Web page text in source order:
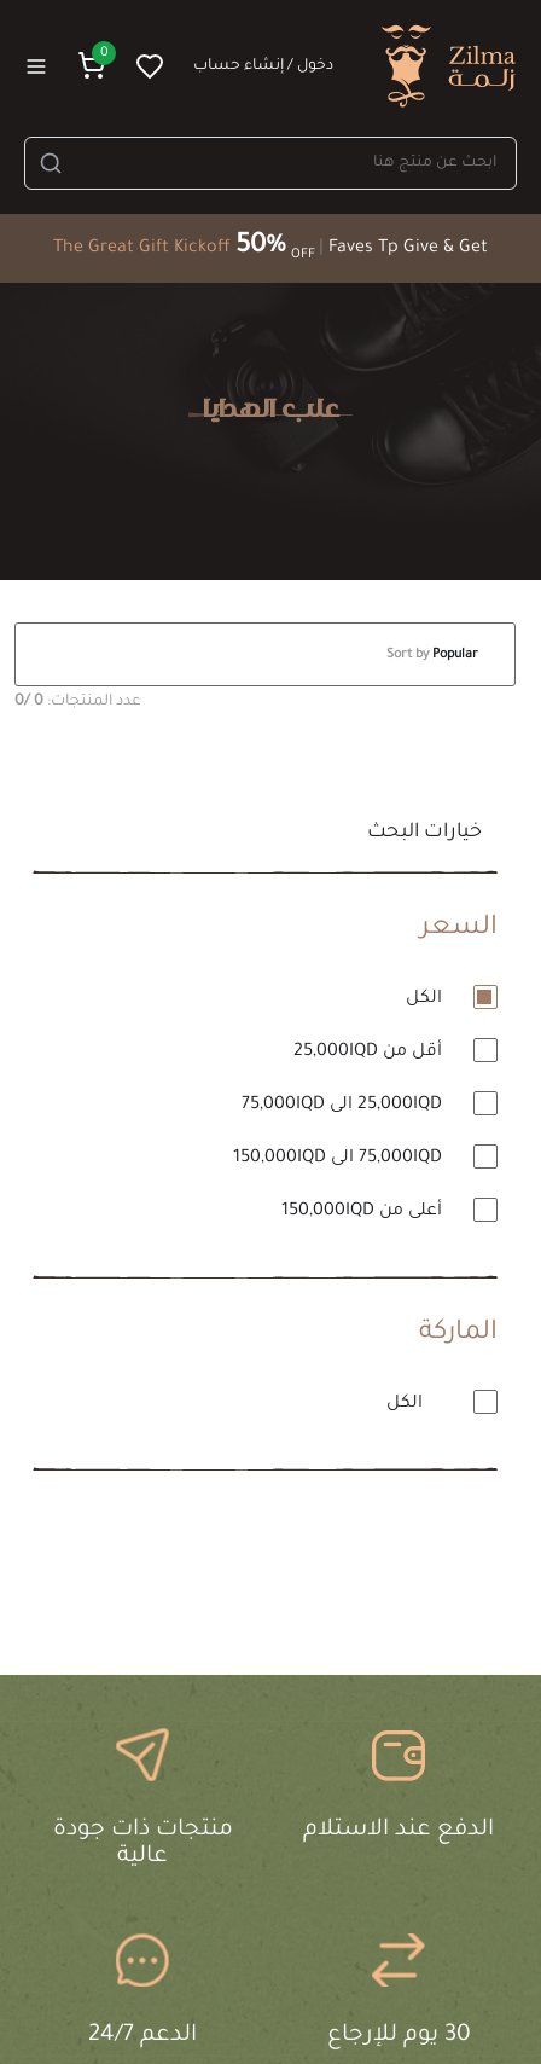
The Great Gift Kickoff 50% OFF Faves Tp Give & Get
دخول / إنشاء حساب
0
علب الهدايا
خيارات البحث
السعر
الكل
أقل من 25,000IQD
أعلى من 150,000IQD
الماركة
الكل
Sort by
عدد المنتجات: 0
/0
منتجات ذات جودة
عالية
الدفع عند الاستلام
الدعم 24/7 30 يوم للإرجاع